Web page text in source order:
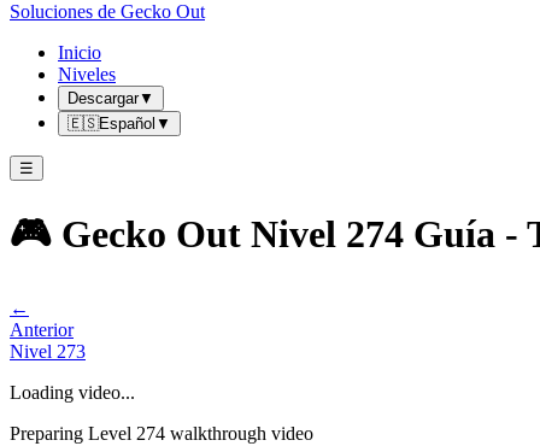
Soluciones de Gecko Out
Inicio
Niveles
Descargar▼
🇪🇸Español ▼
☰
🎮 Gecko Out Nivel 274 Guía -
←
Anterior
Nivel 273
Loading video...
Preparing Level 274 walkthrough video